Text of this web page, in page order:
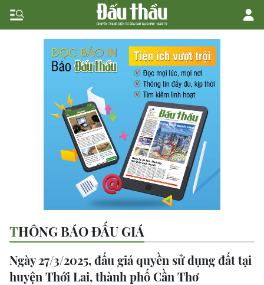
THÔNG BÁO ĐẤU GIÁ
Ngày 27/3/2025, đấu giá quyền sử dụng đất tại
huyện Thới Lai, thành phố Cần Thơ